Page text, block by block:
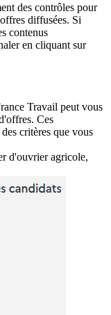
des contrôles pour
diffusées. Si
contenus
en cliquant sur
Travail peut vous
Ces
critères que vous
d'ouvrier agricole,